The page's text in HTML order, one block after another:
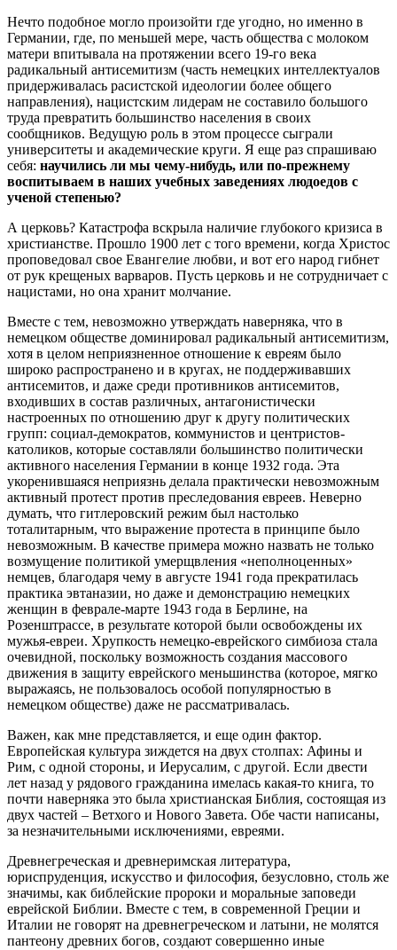
Нечто подобное могло произойти где угодно, но именно в
Германии, где, по меньшей мере, часть общества с молоком
матери впитывала на протяжении всего 19-го века
радикальный антисемитизм (часть немецких интеллектуалов
придерживалась расистской идеологии более общего
направления), нацистским лидерам не составило большого
труда превратить большинство населения в своих
сообщников. Ведущую роль в этом процессе сыграли
университеты и академические круги. Я еще раз спрашиваю
себя: научились ли мы чему-нибудь, или по-прежнему
воспитываем в наших учебных заведениях людоедов с
ученой степенью?
А церковь? Катастрофа вскрыла наличие глубокого кризиса в
христианстве. Прошло 1900 лет с того времени, когда Христос
проповедовал свое Евангелие любви, и вот его народ гибнет
от рук крещеных варваров. Пусть церковь и не сотрудничает с
нацистами, но она хранит молчание.
Вместе с тем, невозможно утверждать наверняка, что в
немецком обществе доминировал радикальный антисемитизм,
хотя в целом неприязненное отношение к евреям было
широко распространено и в кругах, не поддерживавших
антисемитов, и даже среди противников антисемитов,
входивших в состав различных, антагонистически
настроенных по отношению друг к другу политических
групп: социал-демократов, коммунистов и центристов-
католиков, которые составляли большинство политически
активного населения Германии в конце 1932 года. Эта
укоренившаяся неприязнь делала практически невозможным
активный протест против преследования евреев. Неверно
думать, что гитлеровский режим был настолько
тоталитарным, что выражение протеста в принципе было
невозможным. В качестве примера можно назвать не только
возмущение политикой умерщвления «неполноценных»
немцев, благодаря чему в августе 1941 года прекратилась
практика эвтаназии, но даже и демонстрацию немецких
женщин в феврале-марте 1943 года в Берлине, на
Розенштрассе, в результате которой были освобождены их
мужья-евреи. Хрупкость немецко-еврейского симбиоза стала
очевидной, поскольку возможность создания массового
движения в защиту еврейского меньшинства (которое, мягко
выражаясь, не пользовалось особой популярностью в
немецком обществе) даже не рассматривалась.
Важен, как мне представляется, и еще один фактор.
Европейская культура зиждется на двух столпах: Афины и
Рим, с одной стороны, и Иерусалим, с другой. Если двести
лет назад у рядового гражданина имелась какая-то книга, то
почти наверняка это была христианская Библия, состоящая из
двух частей – Ветхого и Нового Завета. Обе части написаны,
за незначительными исключениями, евреями.
Древнегреческая и древнеримская литература,
юриспруденция, искусство и философия, безусловно, столь же
значимы, как библейские пророки и моральные заповеди
еврейской Библии. Вместе с тем, в современной Греции и
Италии не говорят на древнегреческом и латыни, не молятся
пантеону древних богов, создают совершенно иные